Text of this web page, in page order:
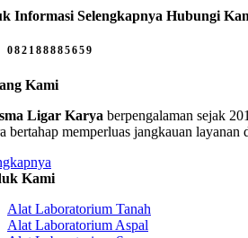
Informasi Selengkapnya Hubungi
082188885659
Kami
Ligar Karya berpengalaman sejak
bertahap memperluas jangkauan
Kami
Alat Laboratorium Tanah
Alat Laboratorium Aspal